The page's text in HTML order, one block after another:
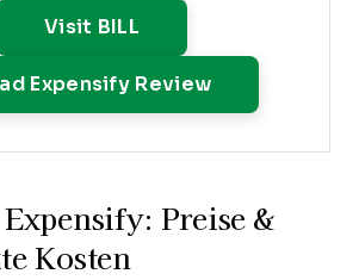
Visit BILL
Expensify ReviewOpens New
Preise &
Kosten